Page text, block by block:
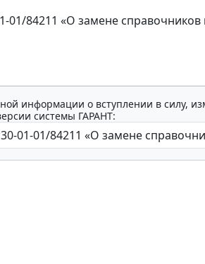
01/84211 «О замене
информации о вступлении в силу,
системы ГАРАНТ: